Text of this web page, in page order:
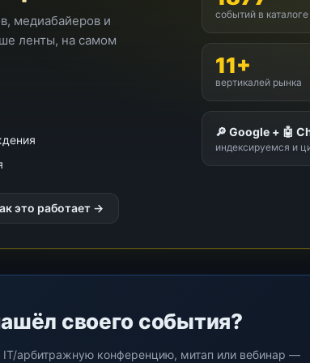
медиабайеров и
ленты, на самом
это работает →
событий в каталоге
11+
вертикалей рынка
🔎 Google + 🤖
индексируемся и
своего события?
IT/арбитражную конференцию, митап или вебинар —